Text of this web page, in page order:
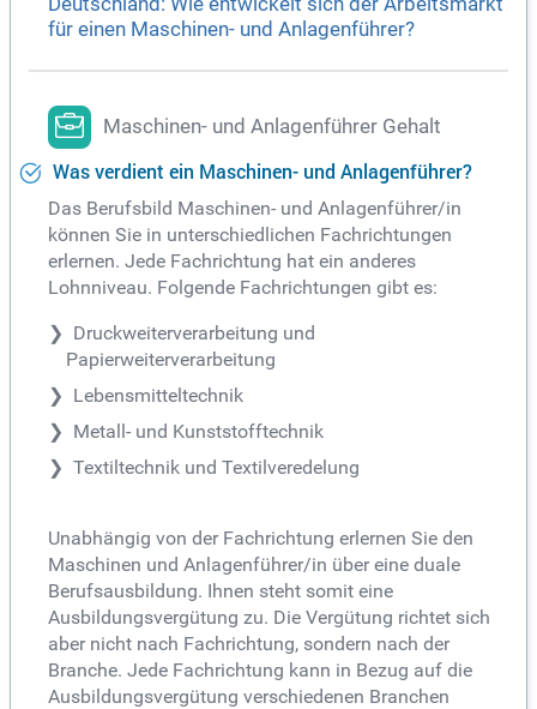
für einen Maschinen- und Anlagenführer?
Maschinen- und Anlagenführer Gehalt
Was verdient ein Maschinen- und Anlagenführer?
Das Berufsbild Maschinen- und Anlagenführer/in
können Sie in unterschiedlichen Fachrichtungen
erlernen. Jede Fachrichtung hat ein anderes
Lohnniveau. Folgende Fachrichtungen gibt es:
Druckweiterverarbeitung und
Papierweiterverarbeitung
Lebensmitteltechnik
Metall- und Kunststofftechnik
Textiltechnik und Textilveredelung
Unabhängig von der Fachrichtung erlernen Sie den
Maschinen und Anlagenführer/in über eine duale
Berufsausbildung. Ihnen steht somit eine
Ausbildungsvergütung zu. Die Vergütung richtet sich
aber nicht nach Fachrichtung, sondern nach der
Branche. Jede Fachrichtung kann in Bezug auf die
Ausbildungsvergütung verschiedenen Branchen